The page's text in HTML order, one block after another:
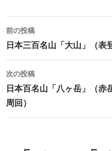
投
稿
ナ
ビ
ゲ
前の投稿
日本三百名山「大山」（表
次の投稿
日本百名山「八ヶ岳」（赤
周回）